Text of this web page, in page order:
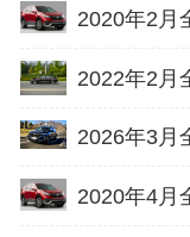
2020年2月
2026年3月
2020年4月